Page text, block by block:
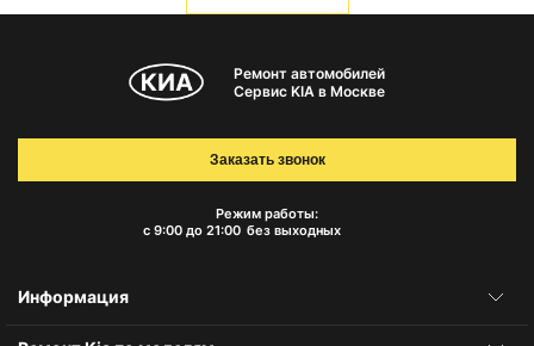
Ремонт автомобилей
Сервис KIA в Москве
Режим работы:
с 9:00 до 21:00 без выходных
Заказать звонок
Информация